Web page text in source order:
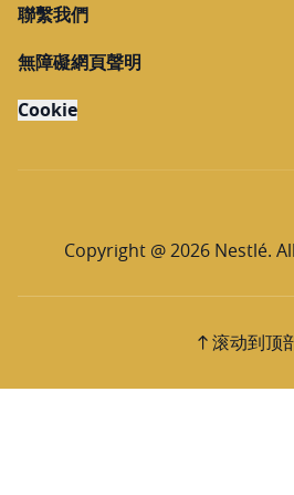
聯繫我們
無障礙網頁聲明
Cookie
Copyright @ 2026 Nestlé.
滚动到顶